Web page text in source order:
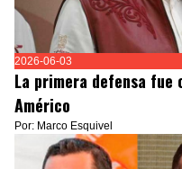
2026-06-03
La primera defensa
Américo
Por: Marco Esquivel